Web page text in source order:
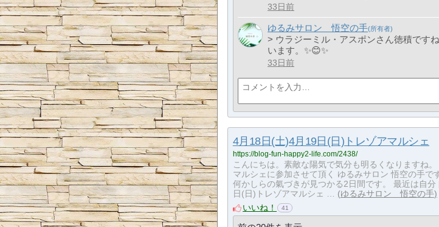
33日前
ゆるみサロン 悟空の手
> ウラジーミル・アスポンさん徳積です
います。✨😊✨
33日前
4月18日(土)4月19日(日)トレゾアマルシェ
https://blog-fun-happy2-life.com/2438/
こんにちは。素敵な陽気で気分も明るくなりますね
マルシェに参加させて頂く ゆるみサロン 悟空の手で
何かしらの氣づきが見つかる2日間です。 最近は自
日(日)トレゾアマルシェ …
ゆるみサロン 悟空の手
いいね！
41